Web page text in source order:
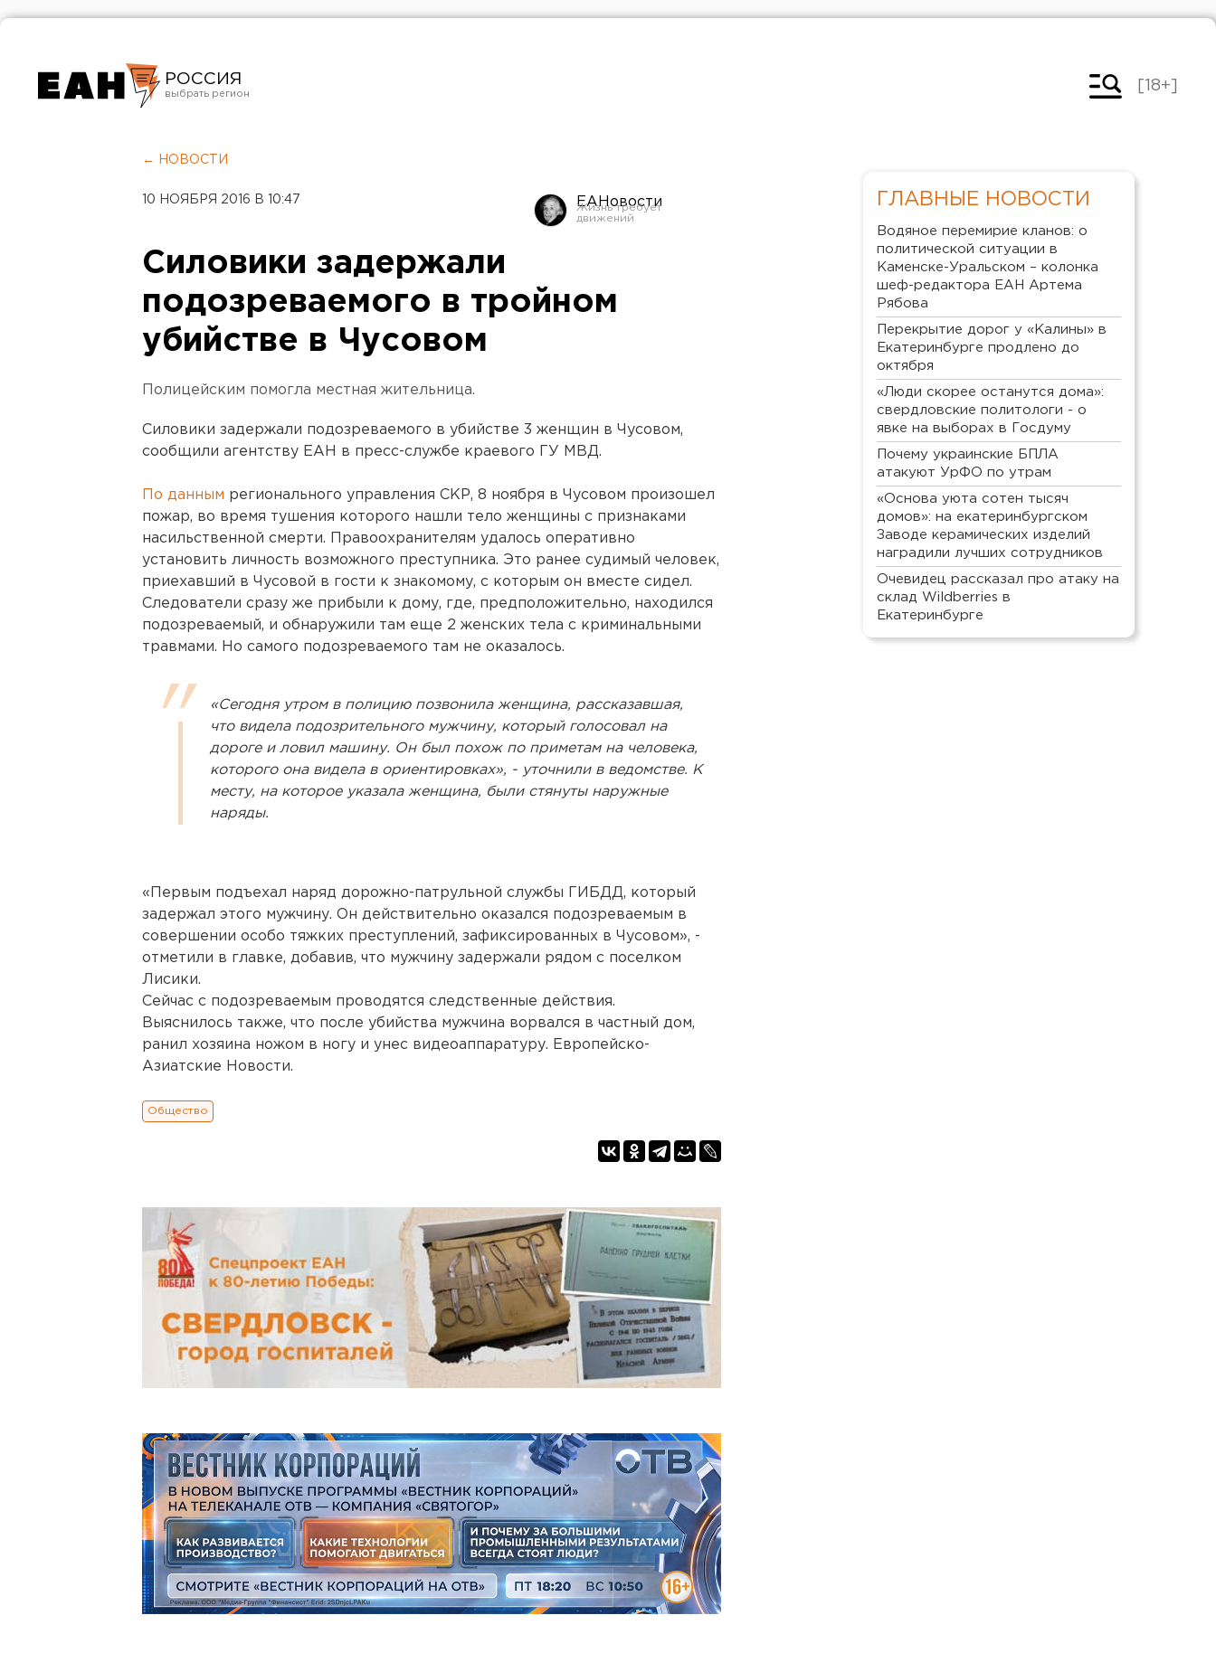
РОССИЯ
Челябинск
[18+]
← НОВОСТИ
10 НОЯБРЯ 2016 В 10:47 ЕАНовости
Силовики задержали
подозреваемого в тройном
убийстве в Чусовом
Полицейским помогла местная жительница.
Силовики задержали подозреваемого в убийстве 3 женщин в Чусовом,
сообщили агентству ЕАН в пресс-службе краевого ГУ МВД.
По данным регионального управления СКР, 8 ноября в Чусовом произошел
пожар, во время тушения которого нашли тело женщины с признаками
насильственной смерти. Правоохранителям удалось оперативно
установить личность возможного преступника. Это ранее судимый человек,
приехавший в Чусовой в гости к знакомому, с которым он вместе сидел.
Следователи сразу же прибыли к дому, где, предположительно, находился
подозреваемый, и обнаружили там еще 2 женских тела с криминальными
травмами. Но самого подозреваемого там не оказалось.
«Сегодня утром в полицию позвонила женщина, рассказавшая,
что видела подозрительного мужчину, который голосовал на
дороге и ловил машину. Он был похож по приметам на человека,
которого она видела в ориентировках», - уточнили в ведомстве. К
месту, на которое указала женщина, были стянуты наружные
наряды.
«Первым подъехал наряд дорожно-патрульной службы ГИБДД, который
задержал этого мужчину. Он действительно оказался подозреваемым в
совершении особо тяжких преступлений, зафиксированных в Чусовом», -
отметили в главке, добавив, что мужчину задержали рядом с поселком
Лисики.
Сейчас с подозреваемым проводятся следственные действия.
Выяснилось также, что после убийства мужчина ворвался в частный дом,
ранил хозяина ножом в ногу и унес видеоаппаратуру. Европейско-
Азиатские Новости.
Общество
ГЛАВНЫЕ НОВОСТИ
Водяное перемирие кланов: о
политической ситуации в
Каменске-Уральском – колонка
шеф-редактора ЕАН Артема
Рябова
Перекрытие дорог у «Калины» в
Екатеринбурге продлено до
октября
«Люди скорее останутся дома»:
свердловские политологи - о
явке на выборах в Госдуму
Почему украинские БПЛА
атакуют УрФО по утрам
«Основа уюта сотен тысяч
домов»: на екатеринбургском
Заводе керамических изделий
наградили лучших сотрудников
Очевидец рассказал про атаку на
склад Wildberries в
Екатеринбурге